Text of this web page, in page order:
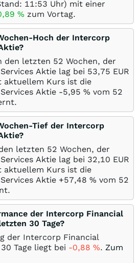
11:53 Uhr) mit einer
% zum Vortag.
Hoch der Intercorp
den letzten 52 Wochen, der
Aktie lag bei 53,75 EUR
aktuellem Kurs ist die
Aktie -5,95 % vom 52
Tief der Intercorp
letzten 52 Wochen, der
Aktie lag bei 32,10 EUR
aktuellem Kurs ist die
Aktie +57,48 % vom 52
der Intercorp Financial
30 Tage?
der Intercorp Financial
Tage liegt bei -0,88 %. Zum